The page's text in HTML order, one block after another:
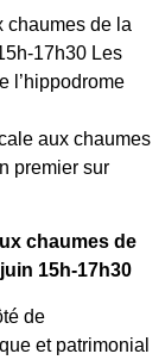
chaumes de la
17h30 Les
l’hippodrome
aux chaumes
premier sur
chaumes de
15h-17h30
de
et patrimonial